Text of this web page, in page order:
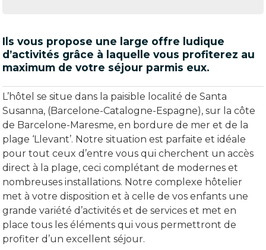
Ils vous propose une large offre ludique
d’activités grâce à laquelle vous profiterez au
maximum de votre séjour parmis eux.
L’hôtel se situe dans la paisible localité de Santa
Susanna, (Barcelone-Catalogne-Espagne), sur la côte
de Barcelone-Maresme, en bordure de mer et de la
plage ‘Llevant’. Notre situation est parfaite et idéale
pour tout ceux d’entre vous qui cherchent un accès
direct à la plage, ceci complétant de modernes et
nombreuses installations. Notre complexe hôtelier
met à votre disposition et à celle de vos enfants une
grande variété d’activités et de services et met en
place tous les éléments qui vous permettront de
profiter d’un excellent séjour.